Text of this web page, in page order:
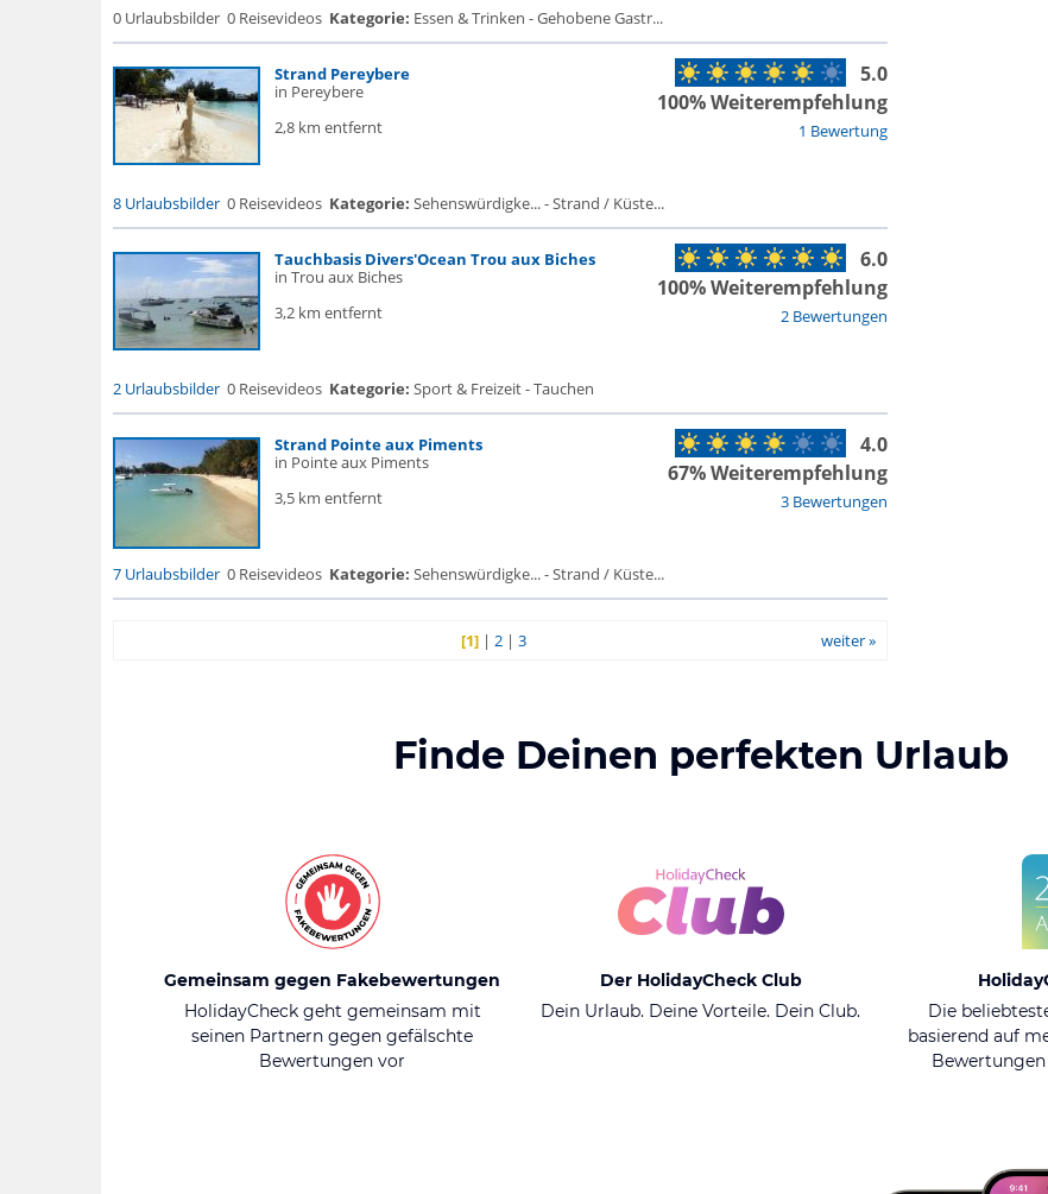
0 Urlaubsbilder 0 Reisevideos Kategorie: Essen & Trinken - Gehobene Gastr...
Strand Pereybere
in Pereybere
2,8 km entfernt
1 Bewertung
5.0
100% Weiterempfehlung
8 Urlaubsbilder 0 Reisevideos Kategorie: Sehenswürdigke... - Strand / Küste...
Tauchbasis Divers'Ocean Trou aux Biches
in Trou aux Biches
3,2 km entfernt
2 Bewertungen
6.0
100% Weiterempfehlung
2 Urlaubsbilder 0 Reisevideos Kategorie: Sport & Freizeit - Tauchen
Strand Pointe aux Piments
in Pointe aux Piments
3,5 km entfernt
3 Bewertungen
4.0
67% Weiterempfehlung
7 Urlaubsbilder 0 Reisevideos Kategorie: Sehenswürdigke... - Strand / Küste...
[1]| 2| 3 weiter »
Finde Deinen perfekten Urlaub
Gemeinsam gegen Fakebewertungen
HolidayCheck geht gemeinsam mit
seinen Partnern gegen gefälschte
Bewertungen vor
Der HolidayCheck Club
Dein Urlaub. Deine Vorteile. Dein Club.
Die
basierend auf
Bewertungen